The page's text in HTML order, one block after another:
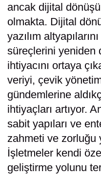
ancak dijital
olmakta. Dijital
yazılım
süreçlerini yeniden
ihtiyacını ortaya
veriyi, çevik
gündemlerine
ihtiyaçları artıyor.
sabit yapıları ve
zahmeti ve zorluğu
İşletmeler kendi özel
geliştirme yolunu